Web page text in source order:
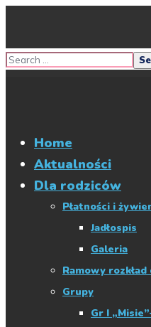
Home
Aktualności
Dla rodziców
Płatności i
Jadłospis
Galeria
Ramowy rozkład
Grupy
Gr I